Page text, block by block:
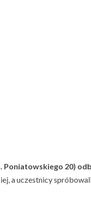
Poniatowskiego 20)
a uczestnicy